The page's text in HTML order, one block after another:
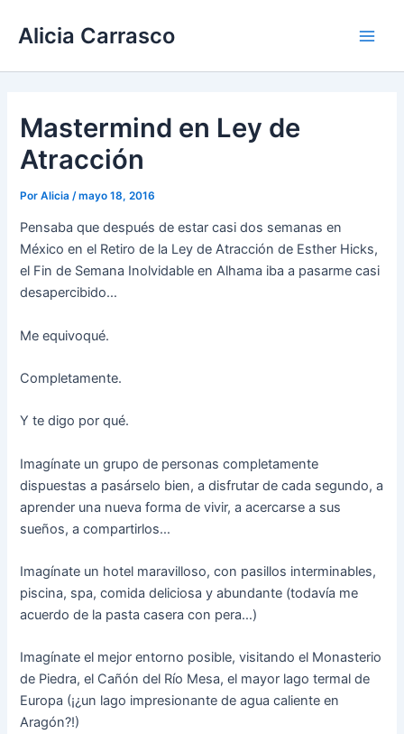
Alicia Carrasco
Mastermind en Ley de
Atracción
PorAlicia /mayo 18, 2016
Pensaba que después de estar casi dos semanas en
México en el Retiro de la Ley de Atracción de Esther Hicks,
el Fin de Semana Inolvidable en Alhama iba a pasarme casi
desapercibido…
Me equivoqué.
Completamente.
Y te digo por qué.
Imagínate un grupo de personas completamente
dispuestas a pasárselo bien, a disfrutar de cada segundo, a
aprender una nueva forma de vivir, a acercarse a sus
sueños, a compartirlos…
Imagínate un hotel maravilloso, con pasillos interminables,
piscina, spa, comida deliciosa y abundante (todavía me
acuerdo de la pasta casera con pera…)
Imagínate el mejor entorno posible, visitando el Monasterio
de Piedra, el Cañón del Río Mesa, el mayor lago termal de
Europa (¡¿un lago impresionante de agua caliente en
Aragón?!)